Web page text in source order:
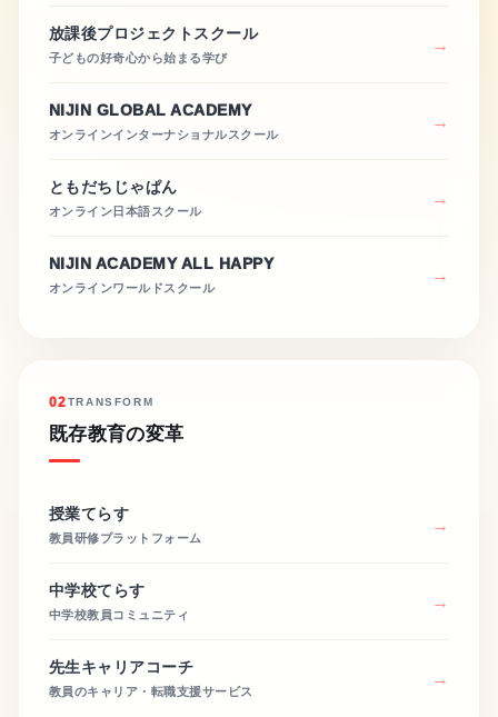
放課後プロジェクトスクール
子どもの好奇心から始まる学び
NIJIN GLOBAL ACADEMY
オンラインインターナショナルスクール
ともだちじゃぱん
オンライン日本語スクール
NIJIN ACADEMY ALL HAPPY
オンラインワールドスクール
02TRANSFORM
既存教育の変革
授業てらす
教員研修プラットフォーム
中学校てらす
中学校教員コミュニティ
先生キャリアコーチ
教員のキャリア・転職支援サービス